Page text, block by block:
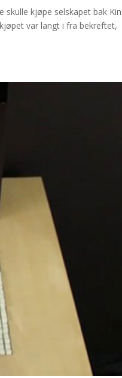
skulle kjøpe selskapet bak
var langt i fra bekreftet,